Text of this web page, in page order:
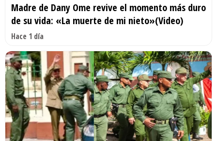
Madre de Dany Ome revive el momento más duro
de su vida: «La muerte de mi nieto»(Video)
Hace 1 día